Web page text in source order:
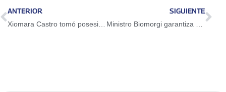
ANTERIOR
Xiomara Castro tomó posesión como presidenta de Honduras este jueves
SIGUIENTE
Ministro Biomorgi garantiza suministro de materiales para impulsar Motor Construcción